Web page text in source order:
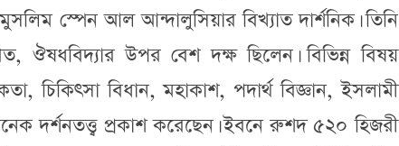
স্পেন আল আন্দালুসিয়ার বিখ্যাত দার্শনিক। তিনি
ঔষধবিদ্যার উপর বেশ দক্ষ ছিলেন। বিভিন্ন বিষয়
চিকিৎসা বিধান, মহাকাশ, পদার্থ বিজ্ঞান, ইসলামী
দর্শনতত্ত্ব প্রকাশ করেছেন। ইবনে রুশদ ৫২০ হিজরী